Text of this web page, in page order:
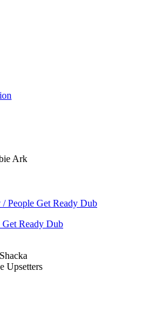
Ark
Get Ready Dub
Upsetters